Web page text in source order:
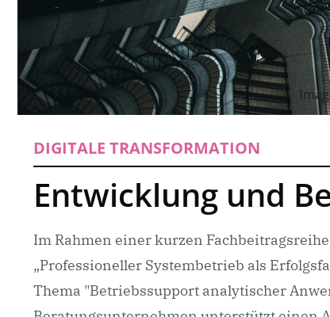
DIGITALE TRANSFORMATION
Entwicklung und
Im Rahmen einer kurzen
„Professioneller Systembetrieb als
Thema "Betriebssupport analytischer